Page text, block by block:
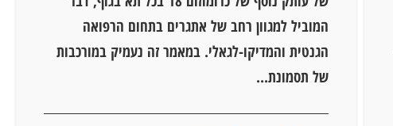
המוביל למגוון רחב של אתגרים בתחום הרפואה
הגנטית והמדיקו-לגאלי. במאמר זה נעמיק במורכבות
של תסמונת...